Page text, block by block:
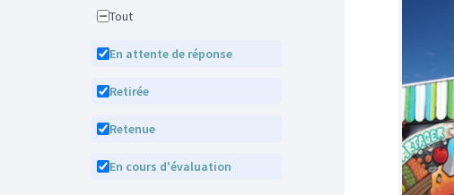
Tout
En attente de réponse
Retirée
Retenue
En cours d'évaluation